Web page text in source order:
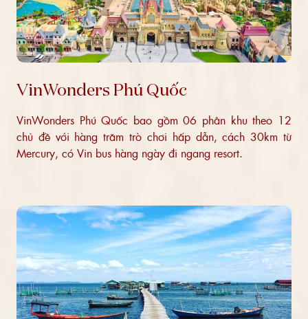
VinWonders Phú Quốc
VinWonders Phú Quốc bao gồm 06 phân khu theo 12
chủ đề với hàng trăm trò chơi hấp dẫn, cách 30km từ
Mercury, có Vin bus hàng ngày đi ngang resort.